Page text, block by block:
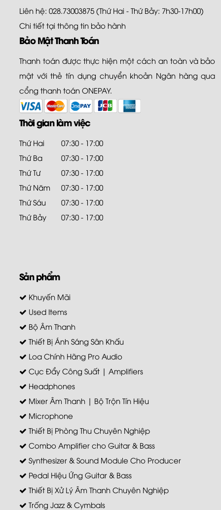
Liên hệ: 028.73003875 (Thứ Hai - Thứ Bảy: 7h30-17h00)
Chi tiết tại thông tin bảo hành
Bảo Mật Thanh Toán
Thanh toán được thực hiện một cách an toàn và bảo
mật với thẻ tín dụng chuyển khoản Ngân hàng qua
cổng thanh toán ONEPAY.
Thời gian làm việc
Thứ Hai
07:30 - 17:00
Thứ Ba
07:30 - 17:00
Thứ Tư
07:30 - 17:00
Thứ Năm
07:30 - 17:00
Thứ Sáu
07:30 - 17:00
Thứ Bảy
07:30 - 17:00
Sản phẩm
Khuyến Mãi
Used Items
Bộ Âm Thanh
Thiết Bị Ánh Sáng Sân Khấu
Loa Chính Hãng Pro Audio
Cục Đẩy Công Suất | Amplifiers
Headphones
Mixer Âm Thanh | Bộ Trộn Tín Hiệu
Microphone
Thiết Bị Phòng Thu Chuyên Nghiệp
Combo Amplifier cho Guitar & Bass
Synthesizer & Sound Module Cho Producer
Pedal Hiệu Ứng Guitar & Bass
Thiết Bị Xử Lý Âm Thanh Chuyên Nghiệp
Trống Jazz & Cymbals